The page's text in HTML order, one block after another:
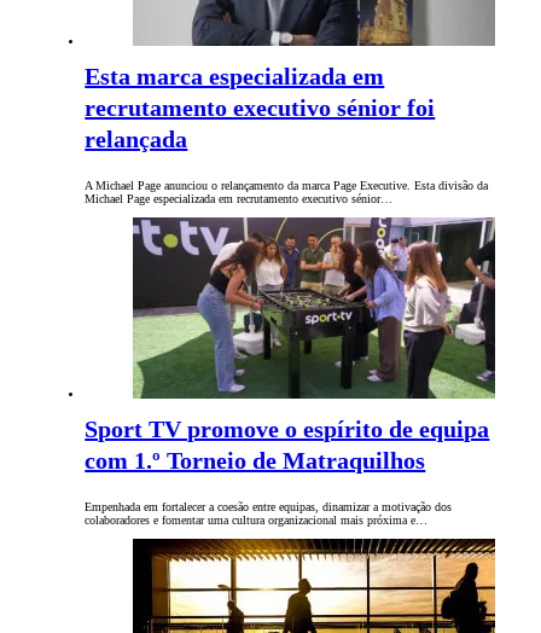
Esta marca especializada em
recrutamento executivo sénior foi
relançada
A Michael Page anunciou o relançamento da marca Page Executive. Esta divisão da
Michael Page especializada em recrutamento executivo sénior…
Sport TV promove o espírito de equipa
com 1.º Torneio de Matraquilhos
Empenhada em fortalecer a coesão entre equipas, dinamizar a motivação dos
colaboradores e fomentar uma cultura organizacional mais próxima e…